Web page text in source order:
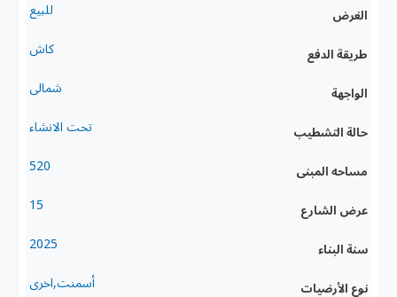
الغرض للبيع
طريقة الدفع كاش
الواجهة شمالى
حالة التشطيب تحت الانشاء
مساحه المبنى 520
عرض الشارع 15
سنة البناء 2025
نوع الأرضيات أسمنت,اخرى